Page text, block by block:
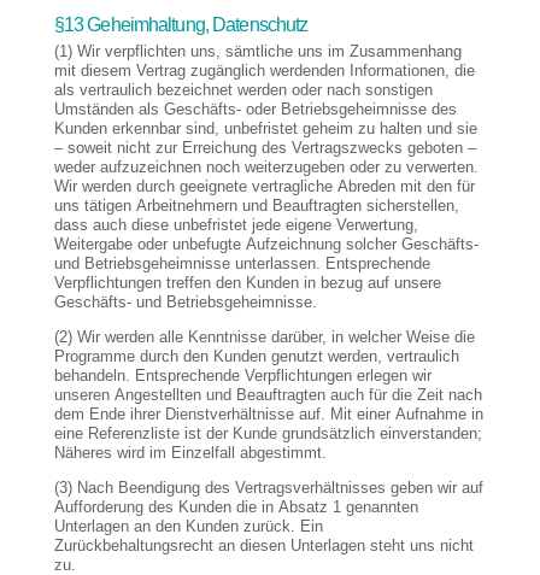
§13 Geheimhaltung, Datenschutz
(1) Wir verpflichten uns, sämtliche uns im Zusammenhang
mit diesem Vertrag zugänglich werdenden Informationen, die
als vertraulich bezeichnet werden oder nach sonstigen
Umständen als Geschäfts- oder Betriebsgeheimnisse des
Kunden erkennbar sind, unbefristet geheim zu halten und sie
– soweit nicht zur Erreichung des Vertragszwecks geboten –
weder aufzuzeichnen noch weiterzugeben oder zu verwerten.
Wir werden durch geeignete vertragliche Abreden mit den für
uns tätigen Arbeitnehmern und Beauftragten sicherstellen,
dass auch diese unbefristet jede eigene Verwertung,
Weitergabe oder unbefugte Aufzeichnung solcher Geschäfts-
und Betriebsgeheimnisse unterlassen. Entsprechende
Verpflichtungen treffen den Kunden in bezug auf unsere
Geschäfts- und Betriebsgeheimnisse.
(2) Wir werden alle Kenntnisse darüber, in welcher Weise die
Programme durch den Kunden genutzt werden, vertraulich
behandeln. Entsprechende Verpflichtungen erlegen wir
unseren Angestellten und Beauftragten auch für die Zeit nach
dem Ende ihrer Dienstverhältnisse auf. Mit einer Aufnahme in
eine Referenzliste ist der Kunde grundsätzlich einverstanden;
Näheres wird im Einzelfall abgestimmt.
(3) Nach Beendigung des Vertragsverhältnisses geben wir auf
Aufforderung des Kunden die in Absatz 1 genannten
Unterlagen an den Kunden zurück. Ein
Zurückbehaltungsrecht an diesen Unterlagen steht uns nicht
zu.